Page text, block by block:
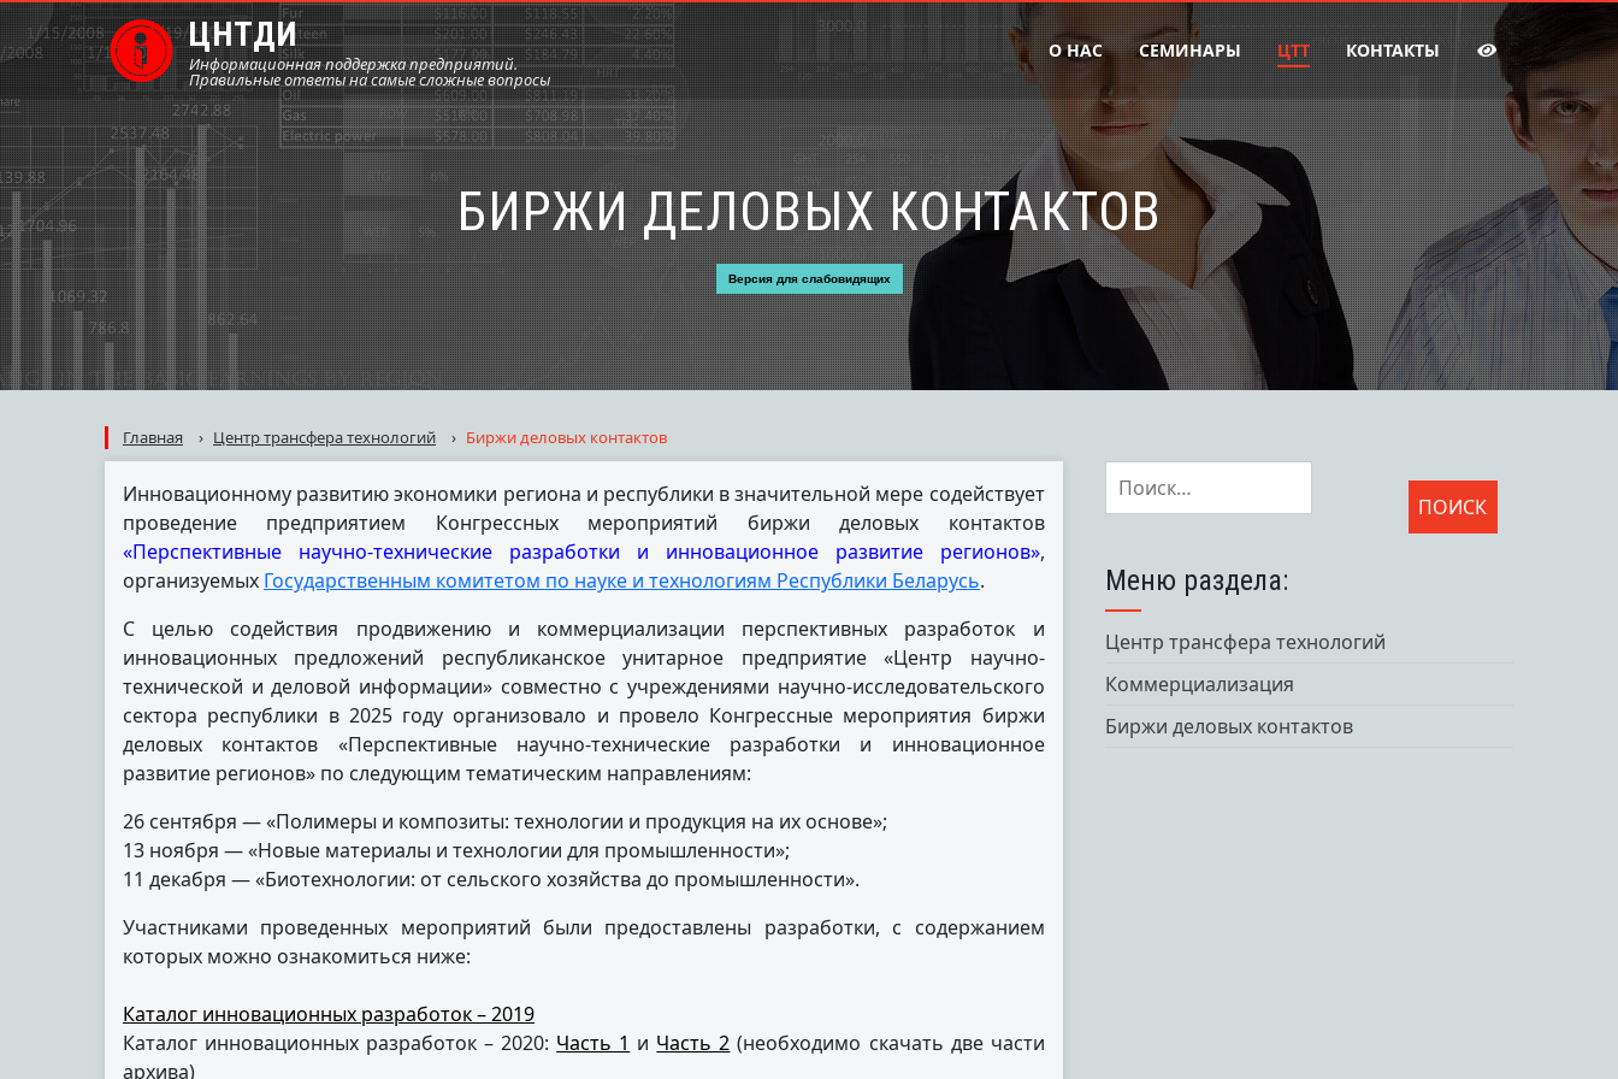
ЦНТДИ
Информационная поддержка предприятий.
Правильные ответы на самые сложные вопросы
О НАС СЕМИНАРЫ ЦТТ КОНТАКТЫ
БИРЖИ ДЕЛОВЫХ КОНТАКТОВ
Версия для слабовидящих
Главная › Центр трансфера технологий › Биржи деловых контактов
Инновационному развитию экономики региона и республики в значительной мере содействует
проведение предприятием Конгрессных мероприятий биржи деловых контактов
«Перспективные научно-технические разработки и инновационное развитие регионов»,
организуемых Государственным комитетом по науке и технологиям Республики Беларусь.
С целью содействия продвижению и коммерциализации перспективных разработок и
инновационных предложений республиканское унитарное предприятие «Центр научно-
технической и деловой информации» совместно с учреждениями научно-исследовательского
сектора республики в 2025 году организовало и провело Конгрессные мероприятия биржи
деловых контактов «Перспективные научно-технические разработки и инновационное
развитие регионов» по следующим тематическим направлениям:
26 сентября — «Полимеры и композиты: технологии и продукция на их основе»;
13 ноября — «Новые материалы и технологии для промышленности»;
11 декабря — «Биотехнологии: от сельского хозяйства до промышленности».
Участниками проведенных мероприятий были предоставлены разработки, с содержанием
которых можно ознакомиться ниже:
Каталог инновационных разработок – 2019
Каталог инновационных разработок – 2020: Часть 1 и Часть 2 (необходимо скачать две части
архива)
Найти:
Меню раздела:
Центр трансфера технологий
Коммерциализация
Биржи деловых контактов